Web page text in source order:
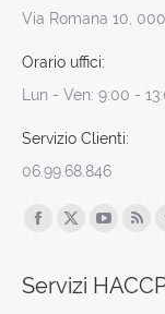
Via Romana 10,
Orario uffici:
Lun - Ven: 9:00 -
Servizio Clienti:
06.99.68.846
Find us on:
Facebook
opens
X
opensopens
Servizi